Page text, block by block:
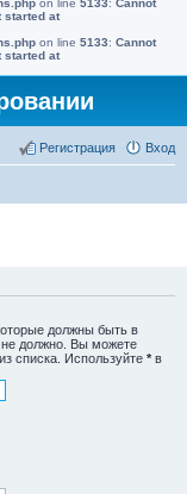
on line 5133: Cannot
started at
on line 5133: Cannot
started at
Вход
Регистрация
должны быть в
не должно. Вы можете
списка. Используйте * в